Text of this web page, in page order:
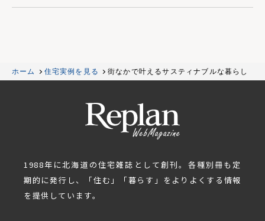
ホーム 住宅実例を見る 街なかで叶えるサスティナブルな暮らし
1988年に北海道の住宅雑誌として創刊。各種別冊も定
期的に発行し、「住む」「暮らす」をよりよくする情報
を提供しています。